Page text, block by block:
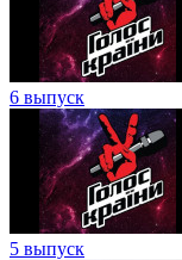
6 выпуск
5 выпуск